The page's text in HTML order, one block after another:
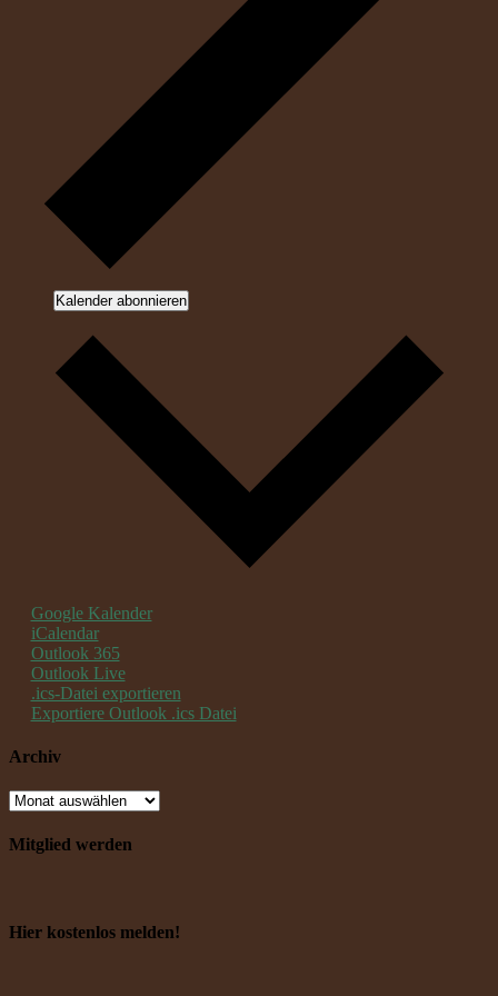
Kalender abonnieren
Google Kalender
iCalendar
Outlook 365
Outlook Live
.ics-Datei exportieren
Exportiere Outlook .ics Datei
Archiv
Mitglied werden
Hier kostenlos melden!